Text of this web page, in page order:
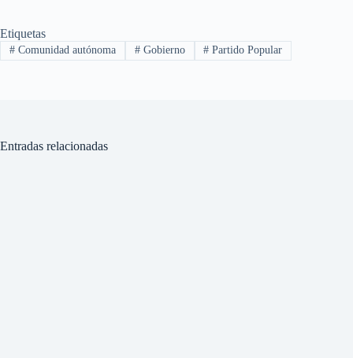
Etiquetas
#Comunidad autónoma #Gobierno # Partido Popular
Entradas relacionadas